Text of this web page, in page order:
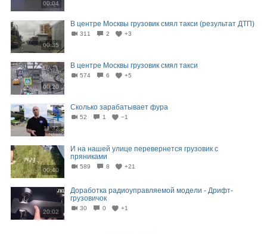
00:04
00:35
В центре Москвы грузовик смял такси (результат ДТП)
311 2 +3
00:20
В центре Москвы грузовик смял такси
574 6 +5
11:32
Сколько зарабатывает фура
52 1 −1
00:40
И на нашей улице перевернется грузовик с
пряниками
589 8 +21
20:02
Доработка радиоуправляемой модели - Дрифт-
грузовичок
30 0 +1